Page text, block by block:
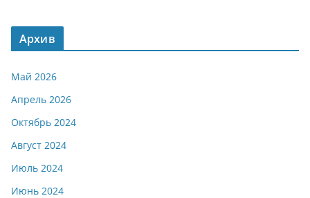
Архив
Май 2026
Апрель 2026
Октябрь 2024
Август 2024
Июль 2024
Июнь 2024